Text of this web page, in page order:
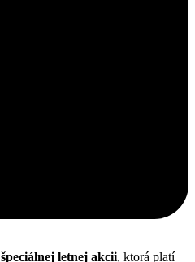
špeciálnej letnej akcii, ktorá platí